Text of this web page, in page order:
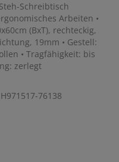
Schreibtisch
Arbeiten •
(BxT), rechteckig,
19mm • Gestell:
• Tragfähigkeit: bis
zerlegt
76138